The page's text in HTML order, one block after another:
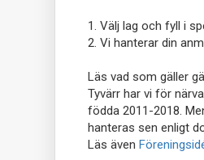
1. Välj lag och fyll i
2. Vi hanterar din
Läs vad som gäller
Tyvärr har vi för
födda 2011-2018.
hanteras sen enligt
Läs även